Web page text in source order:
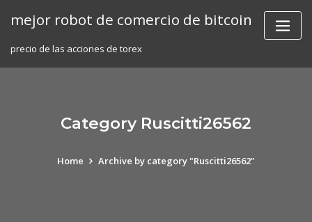
mejor robot de comercio de bitcoin
precio de las acciones de torex
Category Ruscitti26562
Home Archive by category "Ruscitti26562"